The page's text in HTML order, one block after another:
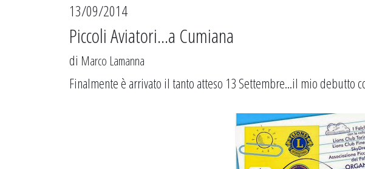
13/09/2014
Piccoli Aviatori...a Cumiana
di Marco Lamanna
Finalmente è arrivato il tanto atteso 13 Settembre...il mio debutto